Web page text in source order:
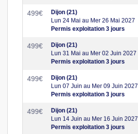
499€
Dijon (21)
Lun 24 Mai au Mer 26 Mai 2027
Permis exploitation 3 jours
499€
Dijon (21)
Lun 31 Mai au Mer 02 Juin 2027
Permis exploitation 3 jours
499€
Dijon (21)
Lun 07 Juin au Mer 09 Juin 2027
Permis exploitation 3 jours
499€
Dijon (21)
Lun 14 Juin au Mer 16 Juin 2027
Permis exploitation 3 jours